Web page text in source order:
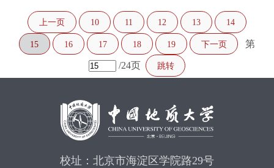
上一页 10 11 12 13 14
15 16 17 18 19 下一页 第
/24页 跳转
校址：北京市海淀区学院路29号